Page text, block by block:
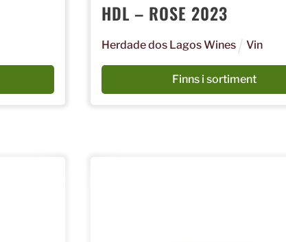
HDL – ROSE 2023
Herdade dos Lagos Wines Vin
Finns i sortiment